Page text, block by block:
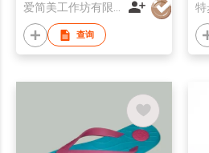
查询
特